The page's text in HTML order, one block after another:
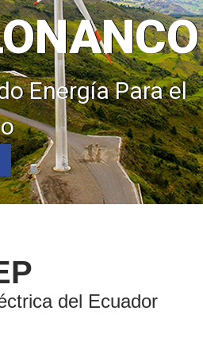
Para el
del Ecuador